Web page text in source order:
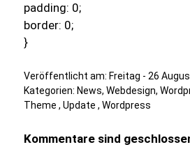
padding: 0;
border: 0;
}
Veröffentlicht am: Freitag - 26
Kategorien: News,Webdesign,
Theme ,Update ,Wordpress
Kommentare sind